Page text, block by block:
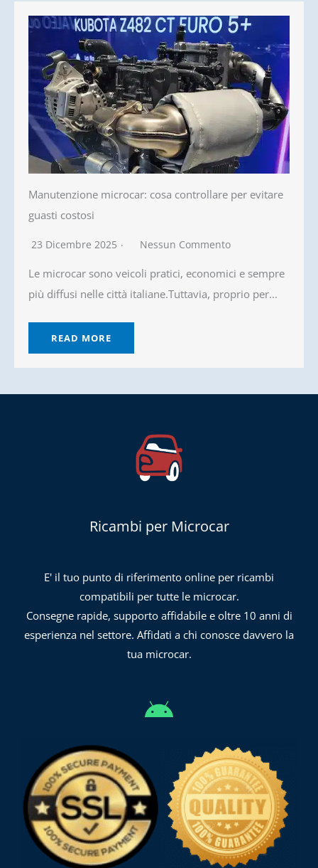
Manutenzione microcar: cosa controllare per evitare
guasti costosi
23 Dicembre 2025 Nessun Commento
Le microcar sono veicoli pratici, economici e sempre
più diffusi nelle città italiane.Tuttavia, proprio per...
READ MORE
Ricambi per Microcar
E' il tuo punto di riferimento online per ricambi
compatibili per tutte le microcar.
Consegne rapide, supporto affidabile e oltre 10 anni di
esperienza nel settore. Affidati a chi conosce davvero la
tua microcar.